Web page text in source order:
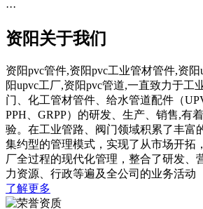
···
资阳关于我们
资阳pvc管件,资阳pvc工业管材管件,资
阳upvc工厂,资阳pvc管道,一直致力于工
门、化工管材管件、给水管道配件（
PPH、GRPP）的研发、生产、销售,有
验。在工业管路、阀门领域积累了丰富
集约型的管理模式，实现了从市场开拓
厂全过程的现代化管理，整合了研发、
力资源、行政等遍及全公司的业务活动
了解更多